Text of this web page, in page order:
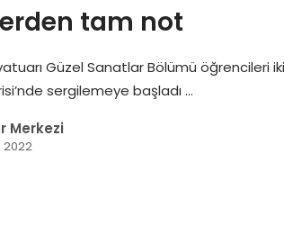
tam not
Güzel Sanatlar Bölümü öğrencileri
sergilemeye başladı …
Merkezi
2022